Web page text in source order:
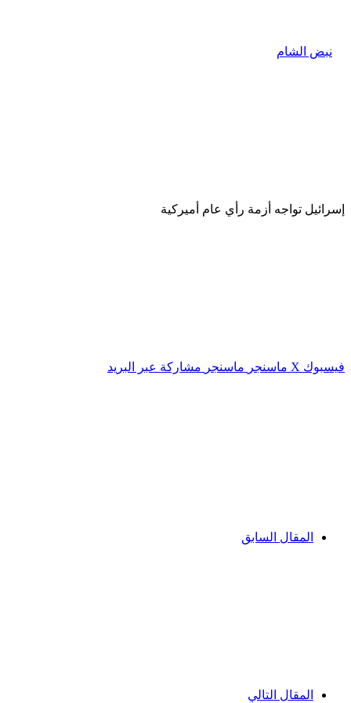
إسرائيل تواجه أزمة رأي عام أميركية
فيسبوك ‫X ماسنجر ماسنجر مشاركة عبر البريد
المقال السابق
المقال التالي